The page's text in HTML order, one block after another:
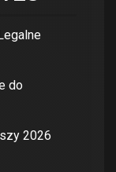
do
2026